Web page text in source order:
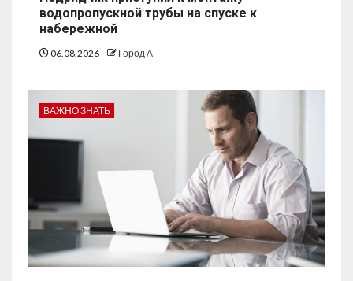
водопропускной трубы на спуске к
набережной
06.08.2026 Город А
ВАЖНО ЗНАТЬ